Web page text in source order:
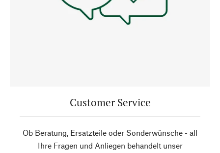
Customer Service
Ob Beratung, Ersatzteile oder Sonderwünsche - all
Ihre Fragen und Anliegen behandelt unser